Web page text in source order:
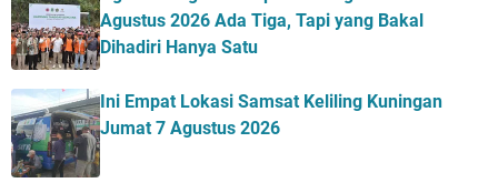
Agustus 2026 Ada Tiga, Tapi yang Bakal
Dihadiri Hanya Satu
Ini Empat Lokasi Samsat Keliling Kuningan
Jumat 7 Agustus 2026